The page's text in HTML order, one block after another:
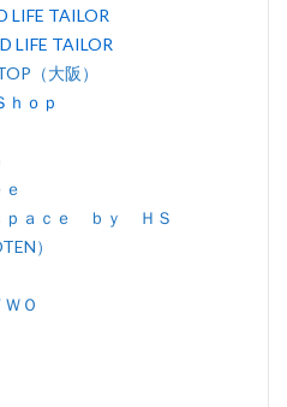
LIFE TAILOR
LIFE TAILOR
（大阪）
ｏｐ
ｐａｃｅ ｂｙ ＨＳ
）
Ｏ